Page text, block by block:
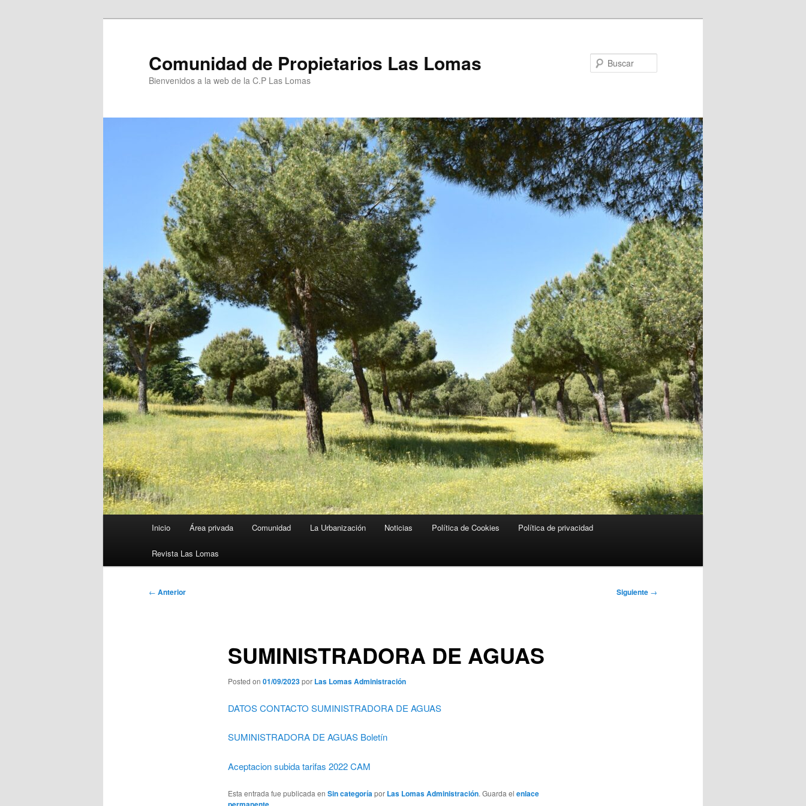
Comunidad de Propietarios Las Lomas
Bienvenidos a la web de la C.P Las Lomas
Inicio Área privada Comunidad La Urbanización Noticias Política de Cookies Política de privacidad
Revista Las Lomas
Navegación
← Anterior Siguiente →
SUMINISTRADORA DE AGUAS
Posted on 01/09/2023por Las Lomas Administración
DATOS CONTACTO SUMINISTRADORA DE AGUAS
SUMINISTRADORA DE AGUAS Boletín
Aceptacion subida tarifas 2022 CAM
Esta entrada fue publicada en Sin categoríapor Las Lomas Administración. Guarda el enlace